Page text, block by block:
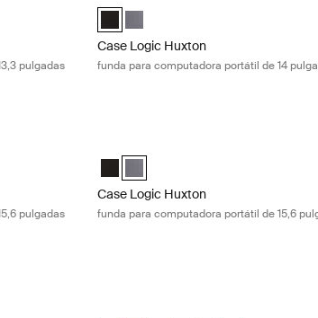
Negro
Sleeve Grafito (selected)
pulgadas
Case Logic Huxton 14" Laptop Sleeve
Case Logic Huxton 14" Laptop
Case Logic Huxton
funda para computadora portátil de 14
Negro (selected)
Sleeve Grafito
pulgadas
Case Logic Huxton 15.6" Laptop
Case Logic Huxton 15.6" Laptop
Case Logic Huxton
funda para computadora portátil de 15,6